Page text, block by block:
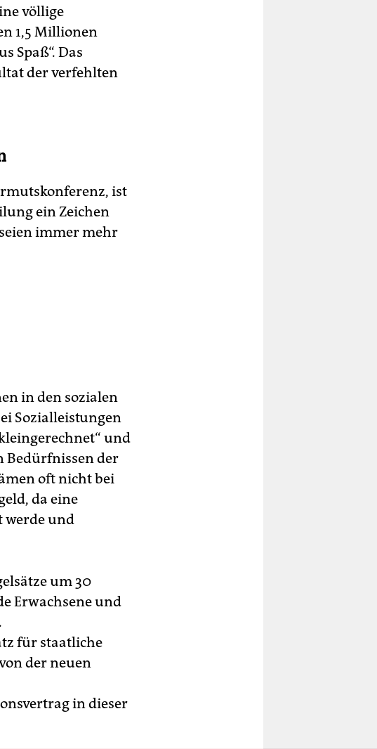
völlige
1,5 Millionen
Spaß“. Das
der verfehlten
ist
ein Zeichen
immer mehr
in den sozialen
Sozialleistungen
und
Bedürfnissen der
oft nicht bei
da eine
werde und
um 30
Erwachsene und
für staatliche
der neuen
in dieser